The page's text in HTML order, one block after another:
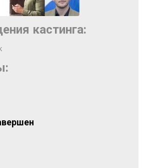
кастинга: